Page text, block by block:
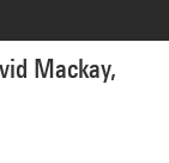
Mackay,
Meguerditchian/Dist.